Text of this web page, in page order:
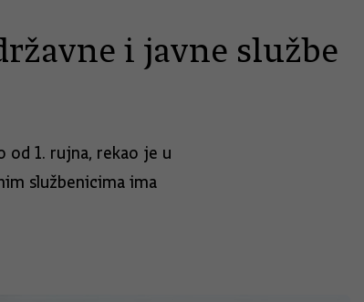
i javne službe
od 1. rujna, rekao je u
službenicima ima